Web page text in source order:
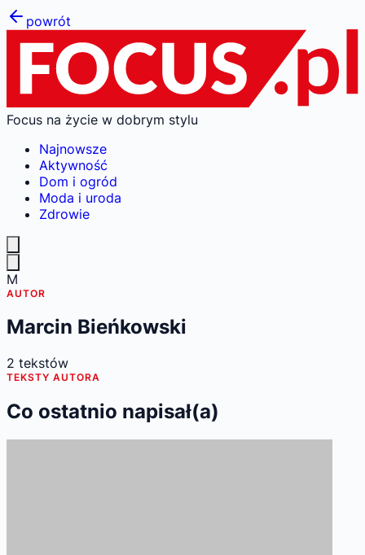
powrót
Focus na życie w dobrym stylu
Najnowsze
Aktywność
Dom i ogród
Moda i uroda
Zdrowie
M
AUTOR
Marcin Bieńkowski
2 tekstów
TEKSTY AUTORA
Co ostatnio napisał(a)